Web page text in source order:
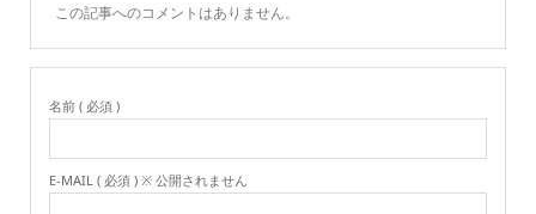
この記事へのコメントはありません。
名前 ( 必須 )
E-MAIL ( 必須 ) ※ 公開されません